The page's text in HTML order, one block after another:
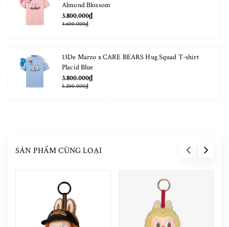
Almond Blossom
3.800.000₫
4.600.000₫
13De Marzo x CARE BEARS Hug Squad T-shirt
Placid Blue
3.800.000₫
5.200.000₫
SẢN PHẨM CÙNG LOẠI